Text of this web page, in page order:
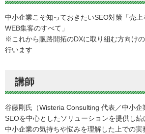
中小企業こそ知っておきたいSEO対策「売上
WEB集客のすべて」
※これから販路開拓のDXに取り組む方向け
行います
講師
谷藤剛氏（Wisteria Consulting 代表／中小企
SEOを中心としたソリューションを提供し続
中小企業の気持ちや悩みを理解した上での